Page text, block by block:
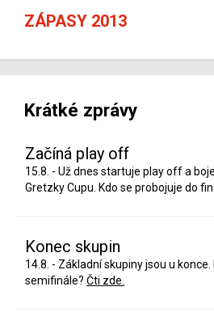
ZÁPASY 2013
Krátké zprávy
Začíná play off
15.8. - Už dnes startuje play off a
Gretzky Cupu. Kdo se probojuje do
Konec skupin
14.8. - Základní skupiny jsou u
semifinále? Čti zde.